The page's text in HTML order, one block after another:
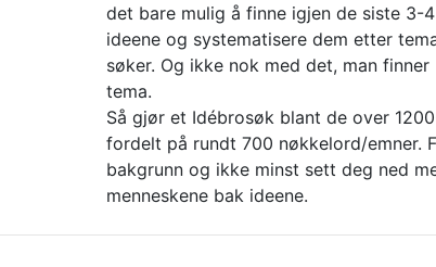
det bare mulig å finne igjen de siste 3-
ideene og systematisere dem etter
søker. Og ikke nok med det, man
tema.
Så gjør et Idébrosøk blant de over
fordelt på rundt 700 nøkkelord/emner.
bakgrunn og ikke minst sett deg ned
menneskene bak ideene.